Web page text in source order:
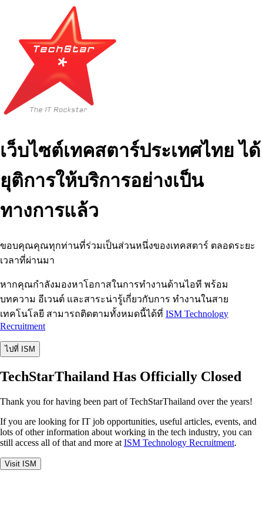
เว็บไซต์เทคสตาร์ประเทศไทย ได้
ยุติการให้บริการอย่างเป็น
ทางการแล้ว
ขอบคุณคุณทุกท่านที่ร่วมเป็นส่วนหนึ่งของเทคสตาร์ ตลอดระยะ
เวลาที่ผ่านมา
หากคุณกำลังมองหาโอกาสในการทำงานด้านไอที พร้อม
บทความ อีเวนต์ และสาระน่ารู้เกี่ยวกับการ ทำงานในสาย
เทคโนโลยี สามารถติดตามทั้งหมดนี้ได้ที่ ISM Technology
Recruitment
ไปที่ ISM
TechStarThailand Has Officially Closed
Thank you for having been part of TechStarThailand over the years!
If you are looking for IT job opportunities, useful articles, events, and
lots of other information about working in the tech industry, you can
still access all of that and more at ISM Technology Recruitment.
Visit ISM